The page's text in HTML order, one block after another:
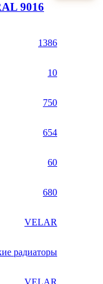
9016
1386
10
750
654
60
680
VELAR
радиаторы
VELAR